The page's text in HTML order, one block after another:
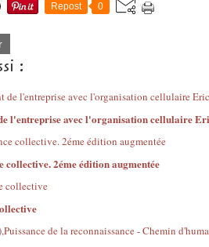
Repost 0
:
l'entreprise avec l'organisation cellulaire
2éme édition augmentée